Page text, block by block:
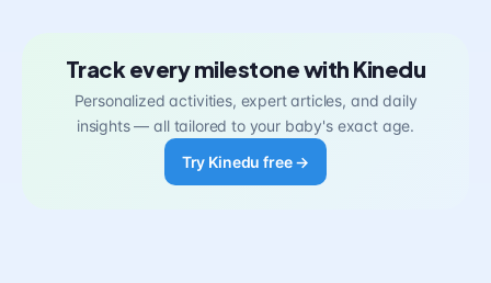
Track every milestone with Kinedu
Personalized activities, expert articles, and daily
insights — all tailored to your baby's exact age.
Try Kinedu free →